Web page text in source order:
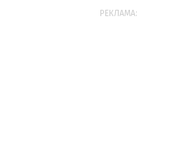
РЕКЛАМА: